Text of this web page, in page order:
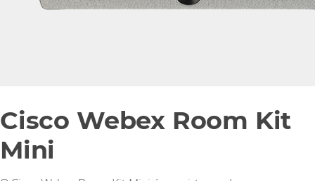
Cisco Webex Room Kit
Mini